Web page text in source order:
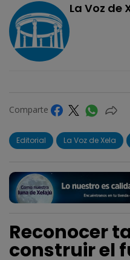
La Voz de
Comparte
Editorial La Voz de Xela
Reconocer
construir el